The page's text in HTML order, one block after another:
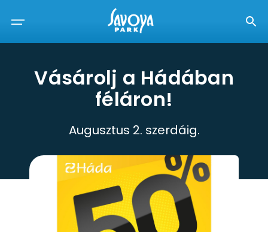
Vásárolj a Hádában
féláron!
Augusztus 2. szerdáig.